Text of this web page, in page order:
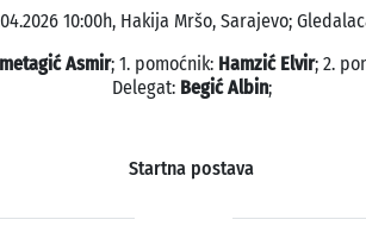
10:00h, Hakija Mršo, Sarajevo;
Asmir; 1. pomoćnik: Hamzić Elvir; 2.
Delegat: Begić Albin;
Startna postava